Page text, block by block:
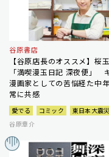
谷原書店
【谷原店長のオススメ】桜
「満喫漫玉日記 深夜便」
漫画家としての苦悩経た中
常に共感
愛でる コミック
東日本大震災
谷原章介